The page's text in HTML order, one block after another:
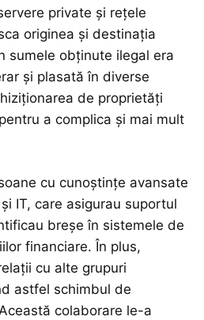
private și rețele
originea și destinația
sumele obținute ilegal era
și plasată în diverse
de proprietăți
a complica și mai mult
cu cunoștințe avansate
IT, care asigurau suportul
breșe în sistemele de
financiare. În plus,
cu alte grupuri
astfel schimbul de
colaborare le-a